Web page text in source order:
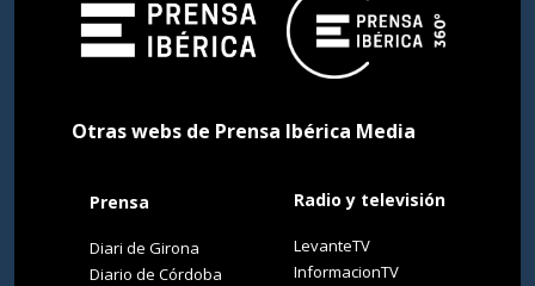
Otras webs de Prensa Ibérica Media
Prensa
Diari de Girona
Diario de Córdoba
Radio y televisión
LevanteTV
InformacionTV